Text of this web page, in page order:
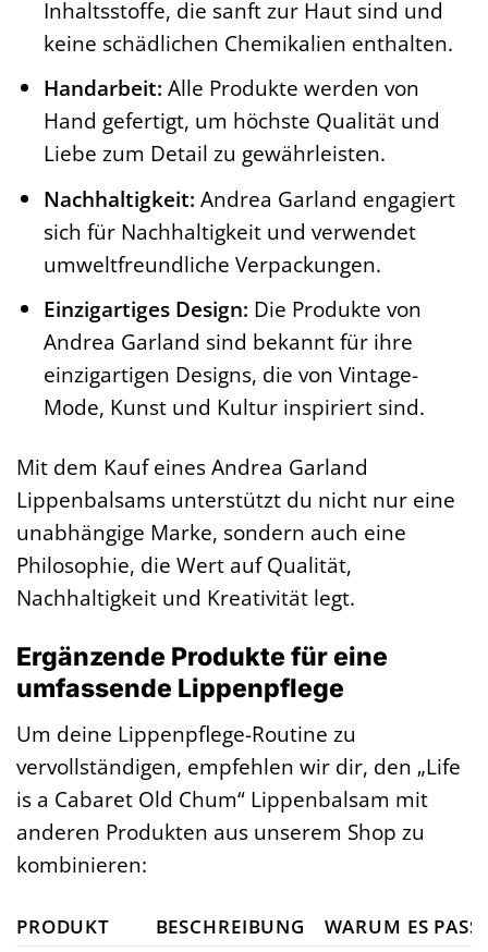
Inhaltsstoffe, die sanft zur Haut sind und
keine schädlichen Chemikalien enthalten.
Handarbeit: Alle Produkte werden von
Hand gefertigt, um höchste Qualität und
Liebe zum Detail zu gewährleisten.
Nachhaltigkeit: Andrea Garland engagiert
sich für Nachhaltigkeit und verwendet
umweltfreundliche Verpackungen.
Einzigartiges Design: Die Produkte von
Andrea Garland sind bekannt für ihre
einzigartigen Designs, die von Vintage-
Mode, Kunst und Kultur inspiriert sind.
Mit dem Kauf eines Andrea Garland
Lippenbalsams unterstützt du nicht nur eine
unabhängige Marke, sondern auch eine
Philosophie, die Wert auf Qualität,
Nachhaltigkeit und Kreativität legt.
Ergänzende Produkte für eine
umfassende Lippenpflege
Um deine Lippenpflege-Routine zu
vervollständigen, empfehlen wir dir, den „Life
is a Cabaret Old Chum“ Lippenbalsam mit
anderen Produkten aus unserem Shop zu
kombinieren:
PRODUKT BESCHREIBUNG WARUM ES